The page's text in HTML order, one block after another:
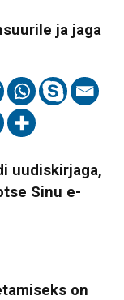
ja jaga
uudiskirjaga,
Sinu e-
on